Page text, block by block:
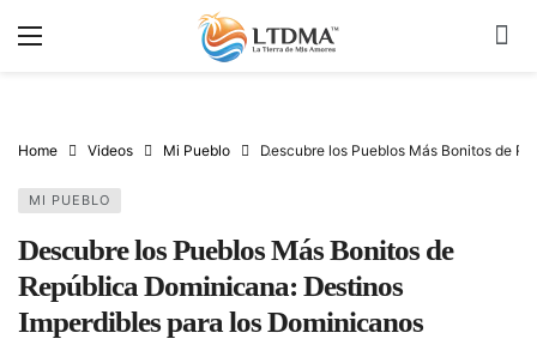
Home Videos Mi Pueblo Descubre los Pueblos Más Bonitos de
MI PUEBLO
Descubre los Pueblos Más Bonitos de
República Dominicana: Destinos
Imperdibles para los Dominicanos